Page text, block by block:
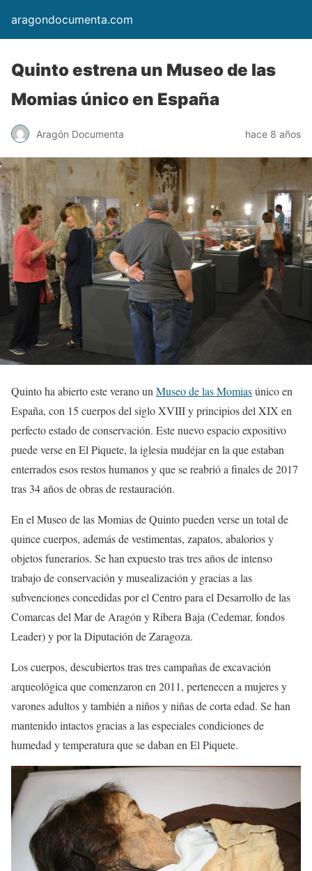
aragondocumenta.com
Quinto estrena un Museo de las
Momias único en España
Aragón Documenta hace 8 años
Quinto ha abierto este verano unMuseo de las Momiasúnico en
España, con 15 cuerpos del siglo XVIII y principios del XIX en
perfecto estado de conservación. Este nuevo espacio expositivo
puede verse en El Piquete, la iglesia mudéjar en la que estaban
enterrados esos restos humanos y que se reabrió a finales de 2017
tras 34 años de obras de restauración.
En el Museo de las Momias de Quinto pueden verse un total de
quince cuerpos, además de vestimentas, zapatos, abalorios y
objetos funerarios. Se han expuesto tras tres años de intenso
trabajo de conservación y musealización y gracias a las
subvenciones concedidas por el Centro para el Desarrollo de las
Comarcas del Mar de Aragón y Ribera Baja (Cedemar, fondos
Leader) y por la Diputación de Zaragoza.
Los cuerpos, descubiertos tras tres campañas de excavación
arqueológica que comenzaron en 2011, pertenecen a mujeres y
varones adultos y también a niños y niñas de corta edad. Se han
mantenido intactos gracias a las especiales condiciones de
humedad y temperatura que se daban en El Piquete.